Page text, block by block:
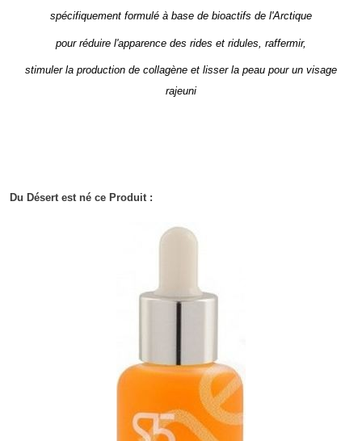
spécifiquement formulé à base de bioactifs de l'Arctique
pour réduire l'apparence des rides et ridules, raffermir,
stimuler la production de collagène et lisser la peau pour un visage
rajeuni
Du Désert est né ce Produit :